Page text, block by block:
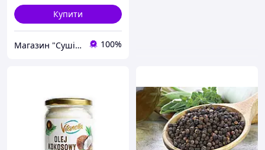
Купити
Магазин "Суші Повар" 100%